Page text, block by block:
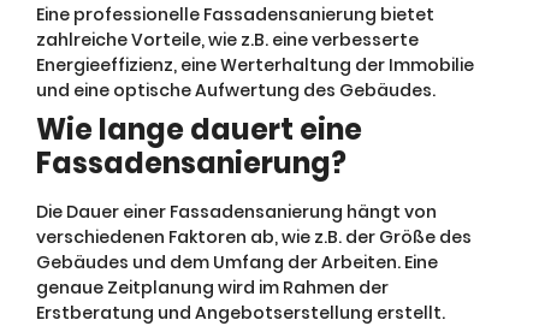
Eine professionelle Fassadensanierung bietet
zahlreiche Vorteile, wie z.B. eine verbesserte
Energieeffizienz, eine Werterhaltung der Immobilie
und eine optische Aufwertung des Gebäudes.
Wie lange dauert eine
Fassadensanierung?
Die Dauer einer Fassadensanierung hängt von
verschiedenen Faktoren ab, wie z.B. der Größe des
Gebäudes und dem Umfang der Arbeiten. Eine
genaue Zeitplanung wird im Rahmen der
Erstberatung und Angebotserstellung erstellt.